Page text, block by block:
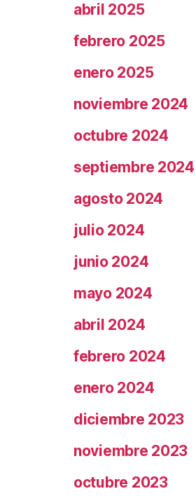
abril 2025
febrero 2025
enero 2025
noviembre 2024
octubre 2024
septiembre 2024
agosto 2024
julio 2024
junio 2024
mayo 2024
abril 2024
febrero 2024
enero 2024
diciembre 2023
noviembre 2023
octubre 2023